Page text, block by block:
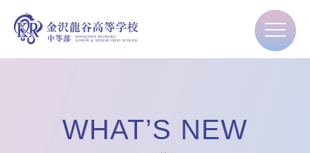
WHAT’S NEW